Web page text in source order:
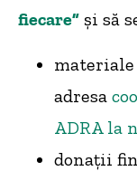
fiecare” și să
adresa
ADRA la
donații